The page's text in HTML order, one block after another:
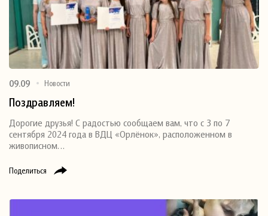
Поделиться
09.09 Новости
Поздравляем!
Дорогие друзья! С радостью сообщаем вам, что с 3 по 7
сентября 2024 года в ВДЦ «Орлёнок», расположенном в
живописном…